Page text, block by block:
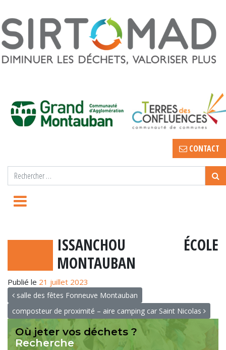
CONTACT
ISSANCHOU ÉCOLE
MONTAUBAN
Publié le 21 juillet 2023
NAVIGATION
salle des fêtes Fonneuve Montauban
composteur de proximité – aire camping car Saint Nicolas
Où jeter vos déchets ?
Recherche